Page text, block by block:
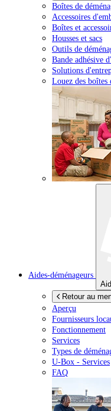
Boîtes de
Accessoires
Boîtes et
Housses et sacs
Outils de
Bande adhésive
Solutions
Louez des boîtes
Aides-déménageurs
Retour au
Aperçu
Fournisseurs
Fonctionnement
Services
Types de
U-Box - Services
FAQ